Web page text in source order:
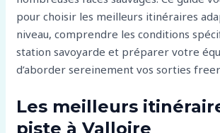
pour choisir les meilleurs itinéraires
niveau, comprendre les conditions
station savoyarde et préparer votre
d’aborder sereinement vos sorties
Les meilleurs
piste à Valloire